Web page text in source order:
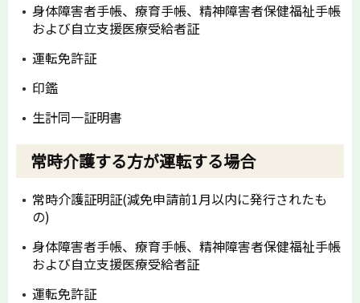
身体障害者手帳、療育手帳、精神障害者保健福祉手帳
および自立支援医療受給者証
運転免許証
印鑑
生計同一証明書
常時介護する方が運転する場合
常時介護証明証(減免申請前1月以内に発行されたも
の)
身体障害者手帳、療育手帳、精神障害者保健福祉手帳
および自立支援医療受給者証
運転免許証